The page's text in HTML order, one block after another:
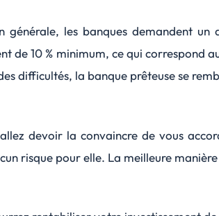
générale, les banques demandent
de 10 % minimum, ce qui correspond
difficultés, la banque prêteuse se
devoir la convaincre de vous
risque pour elle. La meilleure